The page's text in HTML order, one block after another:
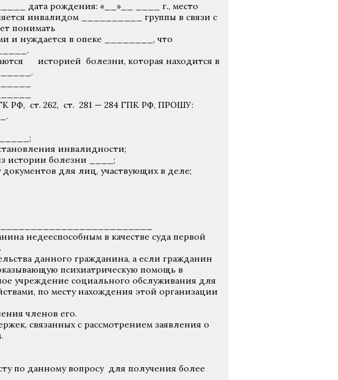
дата рождения: «__»__ ____ г., место
инвалидом __________ группы в связи с
понимать
и нуждается в опеке ________, что
историей болезни, которая находится в
РФ, ст. 262, ст. 281 — 284 ГПК РФ, ПРОШУ:
инвалидности;
истории болезни ____;
для лиц, участвующих в деле;
недееспособным в качестве суда первой
данного гражданина, а если гражданин
психиатрическую помощь в
учреждение социального обслуживания для
по месту нахождения этой организации
членов его.
связанных с рассмотрением заявления о
по данному вопросу для получения более